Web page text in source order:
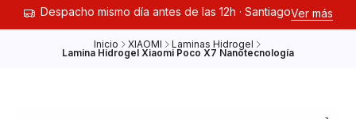
Despacho mismo día antes de las 12h · SantiagoVer más
Inicio XIAOMI Laminas Hidrogel
Lamina Hidrogel Xiaomi Poco X7 Nanotecnología